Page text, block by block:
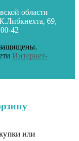
области
69,
42
Интернет-
или